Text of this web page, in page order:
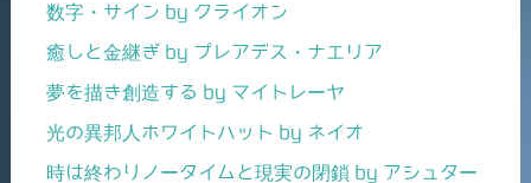
数字・サイン by クライオン
癒しと金継ぎ by プレアデス・ナエリア
夢を描き創造する by マイトレーヤ
光の異邦人ホワイトハット by ネイオ
時は終わりノータイムと現実の閉鎖 by アシュター